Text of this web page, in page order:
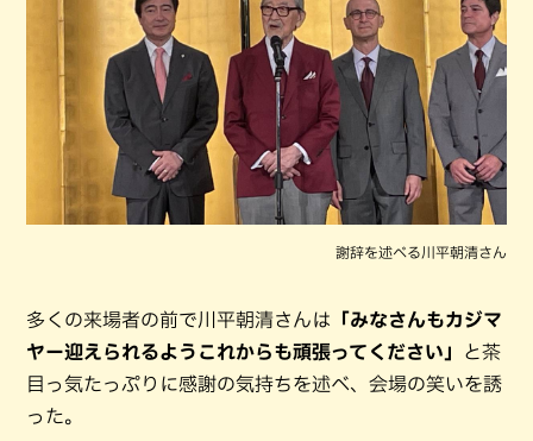
謝辞を述べる川平朝清さん
多くの来場者の前で川平朝清さんは 「みなさんもカジマ
ヤー迎えられるようこれからも頑張ってください」
と茶
目っ気たっぷりに感謝の気持ちを述べ、会場の笑いを誘
った。